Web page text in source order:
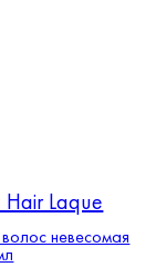
Hair Laque
невесомая